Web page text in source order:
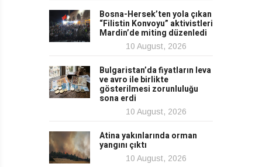
Bosna-Hersek’ten yola çıkan
“Filistin Konvoyu” aktivistleri
Mardin’de miting düzenledi
10 August, 2026
Bulgaristan’da fiyatların leva
ve avro ile birlikte
gösterilmesi zorunluluğu
sona erdi
10 August, 2026
Atina yakınlarında orman
yangını çıktı
10 August, 2026